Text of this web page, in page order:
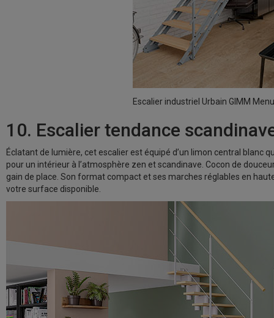
Escalier industriel Urbain GIMM
10. Escalier tendance
Éclatant de lumière, cet escalier est équipé d’un limon central blanc
pour un intérieur à l’atmosphère zen et scandinave. Cocon de
gain de place. Son format compact et ses marches réglables en
votre surface disponible.